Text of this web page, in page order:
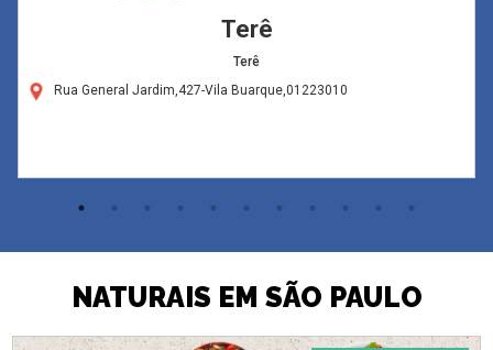
Terê
Terê
Rua General Jardim,427-Vila Buarque,01223010
NATURAIS EM SÃO PAULO